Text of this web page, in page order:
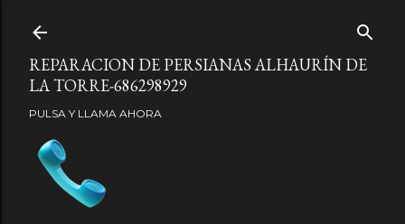
REPARACION DE PERSIANAS ALHAURÍN DE
LA TORRE-686298929
PULSA Y LLAMA AHORA